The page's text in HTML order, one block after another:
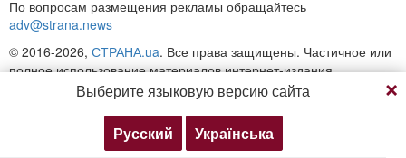
По вопросам размещения рекламы обращайтесь
adv@strana.news
© 2016-2026, СТРАНА.ua. Все права защищены. Частичное или
полное использование материалов интернет-издания
СТРАНА.ua" разрешается только при условии прямой открытой
для поисковых систем гиперссылки на непосредственный адрес
материала на сайте
strana.ua
Любое копирование, публикация, перепечатка или
Продолжая просмотр, вы соглашаетесь с нашей
политикой конфиденциальности
Согласен Подробнее
Выберите языковую версию сайта
Русский Українська